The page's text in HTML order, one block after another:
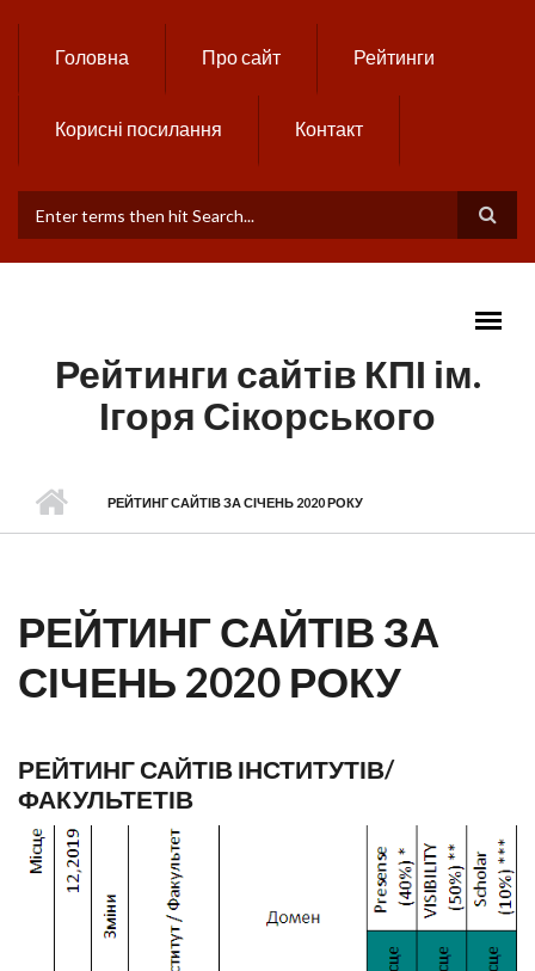
Головна Про сайт Рейтинги
Корисні посилання Контакт
ПОШУКОВА ФОРМА
Рейтинги сайтів КПІ ім.
Ігоря Сікорського
MAIN MENU
РЕЙТИНГ САЙТІВ ЗА СІЧЕНЬ 2020 РОКУ
РЕЙТИНГ САЙТІВ ЗА
СІЧЕНЬ 2020 РОКУ
РЕЙТИНГ САЙТІВ ІНСТИТУТІВ/
ФАКУЛЬТЕТІВ